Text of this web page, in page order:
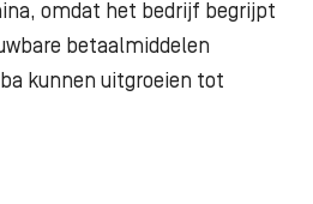
omdat het bedrijf begrijpt
betaalmiddelen
kunnen uitgroeien tot